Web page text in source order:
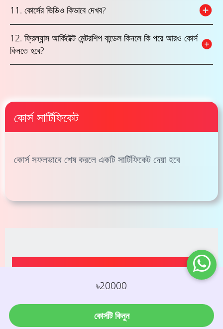
11. কোর্সের ভিডিও কিভাবে দেখব?
12. ফ্রিল্যান্স আর্কিটেক্ট মেন্টরশিপ বান্ডেল কিনলে কি পরে আরও কোর্স
কিনতে হবে?
কোর্স সার্টিফিকেট
কোর্স সফলভাবে শেষ করলে একটি সার্টিফিকেট দেয়া হবে
Reviews and Testimonials
৳20000
কোর্সটি কিনুন